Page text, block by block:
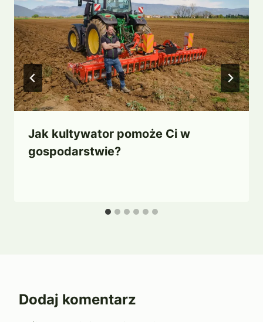
Jak kultywator pomoże Ci w
gospodarstwie?
Dodaj komentarz